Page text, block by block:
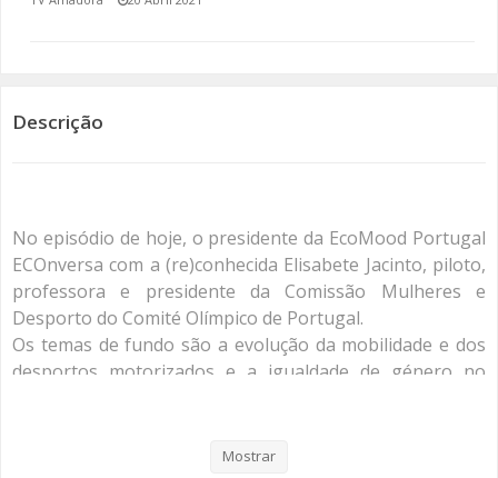
(RE) PENSAMENTOS
ECOMOVE-TE
HISTÓRIAS DE ABRIL
Descrição
No episódio de hoje, o presidente da EcoMood Portugal
ECOnversa com a (re)conhecida Elisabete Jacinto, piloto,
professora e presidente da Comissão Mulheres e
Desporto do Comité Olímpico de Portugal.
Os temas de fundo são a evolução da mobilidade e dos
desportos motorizados e a igualdade de género no
#sustainablemotorsports?Mostrar